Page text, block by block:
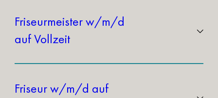
Friseurmeister w/m/d
auf Vollzeit
Team.
Friseur w/m/d auf